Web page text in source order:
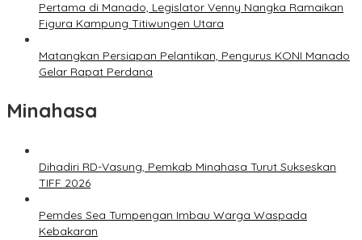
Pertama di Manado, Legislator Venny Nangka Ramaikan
Figura Kampung Titiwungen Utara
Matangkan Persiapan Pelantikan, Pengurus KONI Manado
Gelar Rapat Perdana
Minahasa
Dihadiri RD-Vasung, Pemkab Minahasa Turut Sukseskan
TIFF 2026
Pemdes Sea Tumpengan Imbau Warga Waspada
Kebakaran